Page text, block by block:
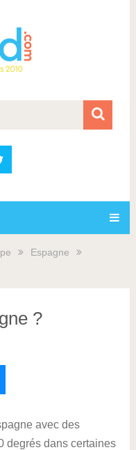
Espagne
?
avec des
degrés dans certaines